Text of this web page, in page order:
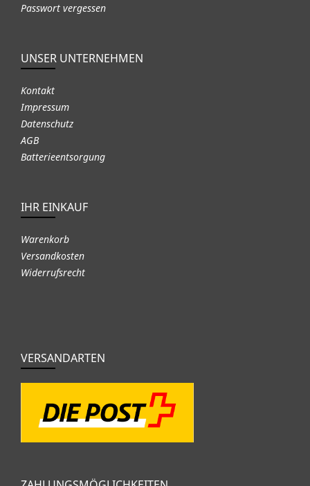
Passwort vergessen
UNSER UNTERNEHMEN
Kontakt
Impressum
Datenschutz
AGB
Batterieentsorgung
IHR EINKAUF
Warenkorb
Versandkosten
Widerrufsrecht
VERSANDARTEN